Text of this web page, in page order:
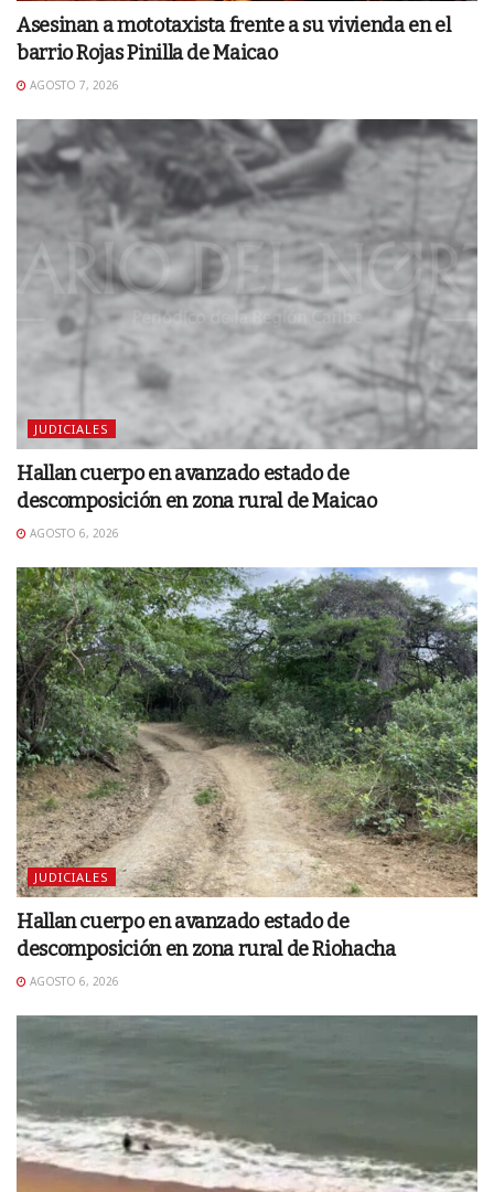
Asesinan a mototaxista frente a su vivienda en el
barrio Rojas Pinilla de Maicao
AGOSTO 7, 2026
JUDICIALES
Hallan cuerpo en avanzado estado de
descomposición en zona rural de Maicao
AGOSTO 6, 2026
JUDICIALES
Hallan cuerpo en avanzado estado de
descomposición en zona rural de Riohacha
AGOSTO 6, 2026